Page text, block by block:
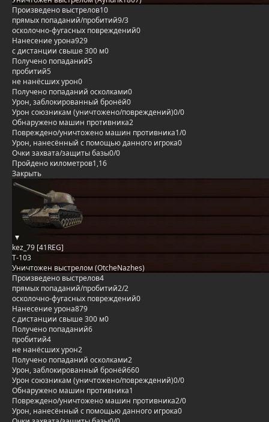
Произведено выстрелов10
прямых попаданий/пробитий9/3
осколочно-фугасных повреждений0
Нанесение урона929
с дистанции свыше 300 м0
Получено попаданий5
пробитий5
не нанёсших урон0
Получено попаданий осколками0
Урон, заблокированный бронёй0
Урон союзникам (уничтожено/повреждений)0/0
Обнаружено машин противника2
Повреждено/уничтожено машин противника1/0
Урон, нанесённый с помощью данного игрока0
Очки захвата/защиты базы0/0
Пройдено километров1,16
Закрыть
kez_79 [41REG]
Т-103
Уничтожен выстрелом (OtcheNazhes)
Произведено выстрелов4
прямых попаданий/пробитий2/2
осколочно-фугасных повреждений0
Нанесение урона879
с дистанции свыше 300 м0
Получено попаданий6
пробитий4
не нанёсших урон2
Получено попаданий осколками2
Урон, заблокированный бронёй660
Урон союзникам (уничтожено/повреждений)0/0
Обнаружено машин противника1
Повреждено/уничтожено машин противника2/0
Урон, нанесённый с помощью данного игрока0